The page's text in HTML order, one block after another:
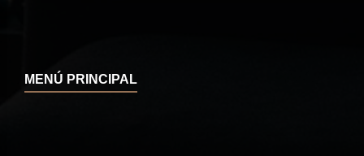
MENÚ PRINCIPAL